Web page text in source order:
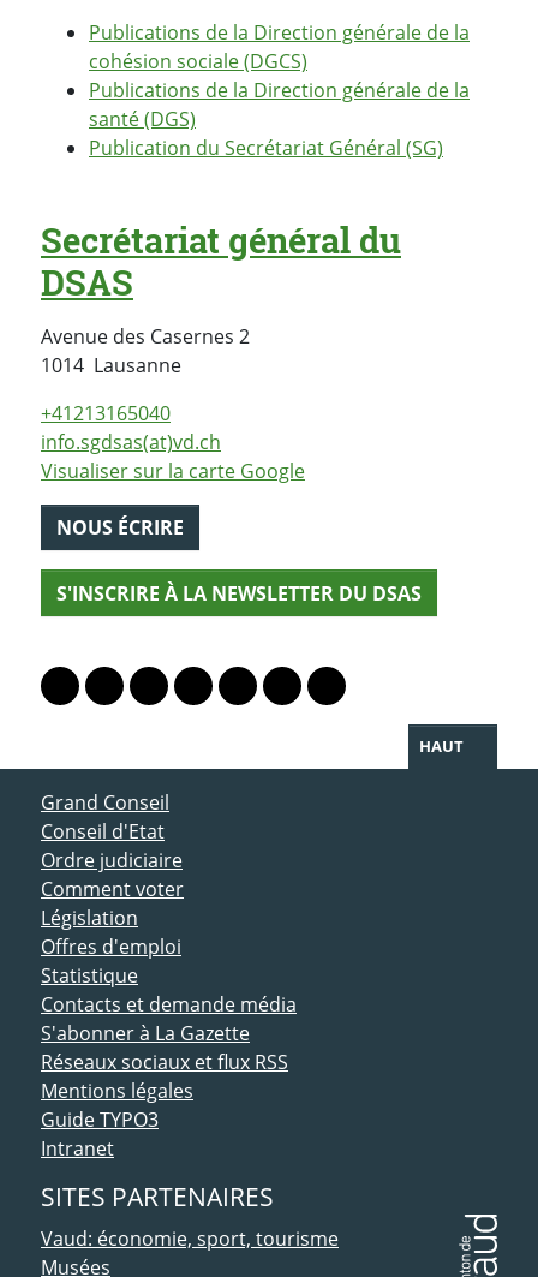
Publications de la Direction générale de la
cohésion sociale (DGCS)
Publications de la Direction générale de la
santé (DGS)
Publication du Secrétariat Général (SG)
Secrétariat général du
DSAS
Avenue des Casernes 2
1014 LausanneSuisse
+41213165040
info.sgdsas(at)vd.ch
Visualiser sur la carte Google
NOUS ÉCRIRE
S'INSCRIRE À LA NEWSLETTER DU DSAS
Lien vers le profil Mastodon
Lien vers le profil Bluesky
Lien vers le profil Instagram
Lien vers le profil Linkedin
Lien vers le profil Facebook
Lien vers le profil Twitter
Partager par WhatsApp
HAUT
ACCÈS DIRECT
Grand Conseil
Conseil d'Etat
Ordre judiciaire
Comment voter
Législation
Offres d'emploi
Statistique
Contacts et demande média
S'abonner à La Gazette
Réseaux sociaux et flux RSS
Mentions légales
Guide TYPO3
Intranet
SITES PARTENAIRES
Vaud: économie, sport, tourisme
Musées